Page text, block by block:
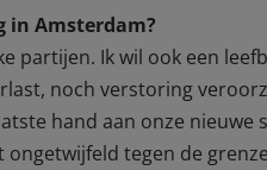
in Amsterdam?
partijen. Ik wil ook een
noch verstoring
hand aan onze
ongetwijfeld tegen de